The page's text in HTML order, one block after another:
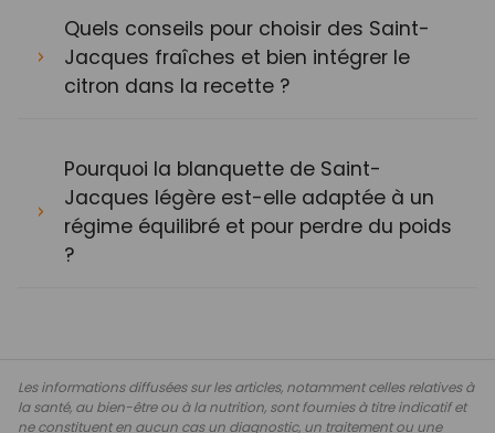
Quels conseils pour choisir des Saint-
Jacques fraîches et bien intégrer le
citron dans la recette ?
Pourquoi la blanquette de Saint-
Jacques légère est-elle adaptée à un
régime équilibré et pour perdre du poids
?
Les informations diffusées sur les articles, notamment celles relatives à
la santé, au bien-être ou à la nutrition, sont fournies à titre indicatif et
ne constituent en aucun cas un diagnostic, un traitement ou une